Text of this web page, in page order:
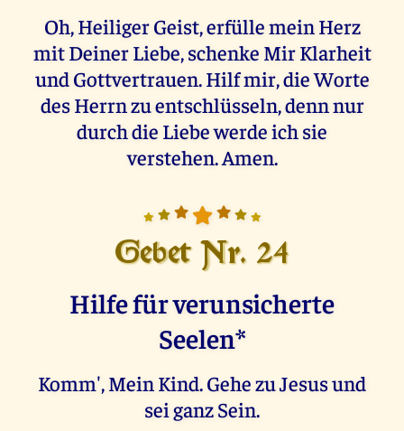
Oh, Heiliger Geist, erfülle mein Herz
mit Deiner Liebe, schenke Mir Klarheit
und Gottvertrauen. Hilf mir, die Worte
des Herrn zu entschlüsseln, denn nur
durch die Liebe werde ich sie
verstehen. Amen.
Gebet Nr. 24
Hilfe für verunsicherte
Seelen*
Komm', Mein Kind. Gehe zu Jesus und
sei ganz Sein.